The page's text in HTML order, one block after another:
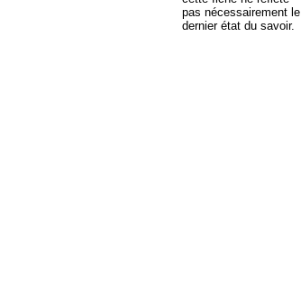
pas nécessairement le
dernier état du savoir.